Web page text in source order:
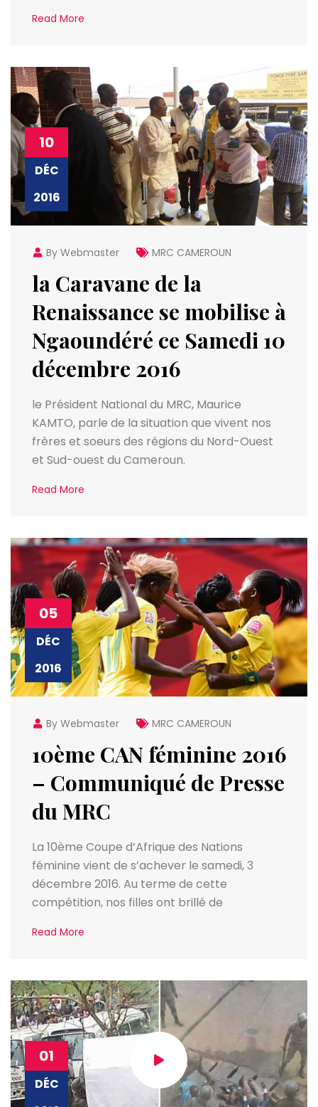
Read More
10
DÉC
2016
By Webmaster MRC CAMEROUN
la Caravane de la
Renaissance se mobilise à
Ngaoundéré ce Samedi 10
décembre 2016
le Président National du MRC, Maurice
KAMTO, parle de la situation que vivent nos
frères et soeurs des régions du Nord-Ouest
et Sud-ouest du Cameroun.
Read More
05
DÉC
2016
By Webmaster MRC CAMEROUN
10ème CAN féminine 2016
– Communiqué de Presse
du MRC
La 10ème Coupe d’Afrique des Nations
féminine vient de s’achever le samedi, 3
décembre 2016. Au terme de cette
compétition, nos filles ont brillé de
Read More
01
DÉC